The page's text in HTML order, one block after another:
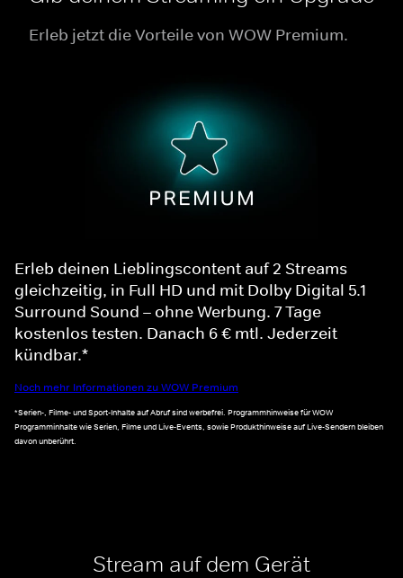
Erleb jetzt die Vorteile von WOW Premium.
Erleb deinen Lieblingscontent auf 2 Streams
gleichzeitig, in Full HD und mit Dolby Digital 5.1
Surround Sound – ohne Werbung. 7 Tage
kostenlos testen. Danach 6 € mtl. Jederzeit
kündbar.*
Noch mehr Informationen zu WOW Premium
*Serien-, Filme- und Sport-Inhalte auf Abruf sind werbefrei. Programmhinweise für WOW
Programminhalte wie Serien, Filme und Live-Events, sowie Produkthinweise auf Live-Sendern bleiben
davon unberührt.
Stream auf dem Gerät